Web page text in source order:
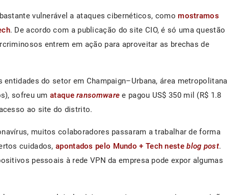
vulnerável a ataques cibernéticos, comomostramos
. De acordo com a publicação do site CIO, é só uma questão
entrem em ação para aproveitar as brechas de
entidades do setor em Champaign–Urbana, área metropolitana
sofreu umataqueransomware e pagou US$ 350 mil (R$ 1.8
ao site do distrito.
muitos colaboradores passaram a trabalhar de forma
cuidados,apontados pelo Mundo + Tech nesteblog post.
pessoais à rede VPN da empresa pode expor algumas